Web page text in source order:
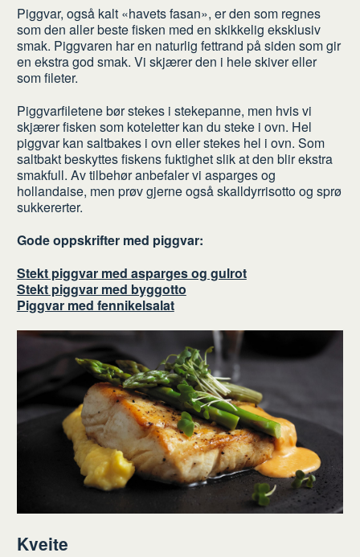
Piggvar, også kalt «havets fasan», er den som regnes
som den aller beste fisken med en skikkelig eksklusiv
smak. Piggvaren har en naturlig fettrand på siden som gir
en ekstra god smak. Vi skjærer den i hele skiver eller
som fileter.
Piggvarfiletene bør stekes i stekepanne, men hvis vi
skjærer fisken som koteletter kan du steke i ovn. Hel
piggvar kan saltbakes i ovn eller stekes hel i ovn. Som
saltbakt beskyttes fiskens fuktighet slik at den blir ekstra
smakfull. Av tilbehør anbefaler vi asparges og
hollandaise, men prøv gjerne også skalldyrrisotto og sprø
sukkererter.
Gode oppskrifter med piggvar:
Stekt piggvar med asparges og gulrot
Stekt piggvar med byggotto
Piggvar med fennikelsalat
Kveite